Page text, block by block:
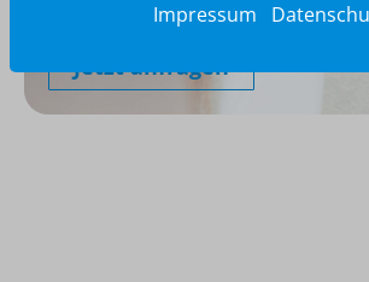
info@brilliant-promotion.com
Jetzt anfragen
Impressum